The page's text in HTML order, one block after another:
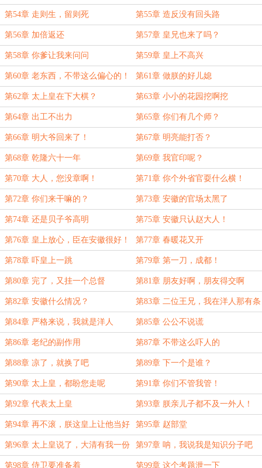
第54章 走则生，留则死 第55章 造反没有回头路
第56章 加倍返还 第57章 皇兄也来了吗？
第58章 你爹让我来问问 第59章 皇上不高兴
第60章 老东西，不带这么偏心的！ 第61章 做朕的好儿媳
第62章 太上皇在下大棋？ 第63章 小小的花园挖啊挖
第64章 出工不出力 第65章 你们有几个师？
第66章 明大爷回来了！ 第67章 明亮能打否？
第68章 乾隆六十一年 第69章 我官印呢？
第70章 大人，您没章啊！ 第71章 你个外省官耍什么横！
第72章 你们来干嘛的？ 第73章 安徽的官场太黑了
第74章 还是贝子爷高明 第75章 安徽只认赵大人！
第76章 皇上放心，臣在安徽很好！ 第77章 春暖花又开
第78章 吓皇上一跳 第79章 第一刀，成都！
第80章 完了，又挂一个总督 第81章 朋友好啊，朋友得交啊
第82章 安徽什么情况？ 第83章 二位王兄，我在洋人那有条
路子
第84章 严格来说，我就是洋人 第85章 公公不说谎
第86章 老纪的副作用 第87章 不带这么吓人的
第88章 凉了，就换了吧 第89章 下一个是谁？
第90章 太上皇，都盼您走呢 第91章 你们不管我管！
第92章 代表太上皇 第93章 朕亲儿子都不及一外人！
第94章 再不滚，朕这皇上让他当好
了
第95章 赵部堂
第96章 太上皇说了，大清有我一份 第97章 呐，我说我是知识分子吧
第98章 侍卫要准备着 第99章 这个考题泄一下